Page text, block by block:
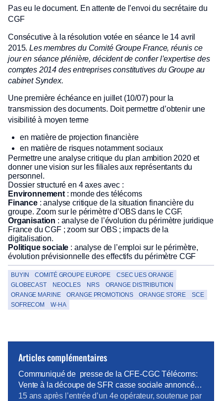
Pas eu le document. En attente de l’envoi du secrétaire du
CGF
Consécutive à la résolution votée en séance le 14 avril
2015.Les membres du Comité Groupe France, réunis ce
jour en séance plénière, décident de confier l’expertise des
comptes 2014 des entreprises constitutives du Groupe au
cabinet Syndex.
Une première échéance en juillet (10/07) pour la
transmission des documents. Doit permettre d’obtenir une
visibilité à moyen terme
en matière de projection financière
en matière de risques notamment sociaux
Permettre une analyse critique du plan ambition 2020 et
donner une vision sur les filiales aux représentants du
personnel.
Dossier structuré en 4 axes avec :
Environnement : monde des télécoms
Finance: analyse critique de la situation financière du
groupe. Zoom sur le périmètre d’OBS dans le CGF.
Organisation : analyse de l’évolution du périmètre juridique
France du CGF ; zoom sur OBS ; impacts de la
digitalisation.
Politique sociale : analyse de l’emploi sur le périmètre,
évolution prévisionnelle des effectifs du périmètre CGF
BUYIN COMITÉ GROUPE EUROPE
CSEC UES ORANGE
GLOBECAST
NEOCLES NRS
ORANGE DISTRIBUTION
ORANGE MARINE
ORANGE PROMOTIONS ORANGE STORE
SCE
SOFRECOM
W-HA
Articles complémentaires
Communiqué de presse de la CFE-CGC Télécoms:
Vente à la découpe de SFR casse sociale annoncée
faute d’une ARCEP et d’un Etat responsables.
15 ans après l’entrée d’un 4e opérateur, soutenue par